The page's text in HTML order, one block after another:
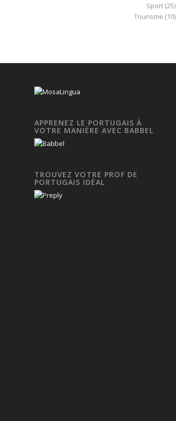
Sport(25)
Tourisme (10)
APPRENEZ LE PORTUGAIS À
VOTRE MANIÈRE AVEC BABBEL
TROUVEZ VOTRE PROF DE
PORTUGAIS IDÉAL